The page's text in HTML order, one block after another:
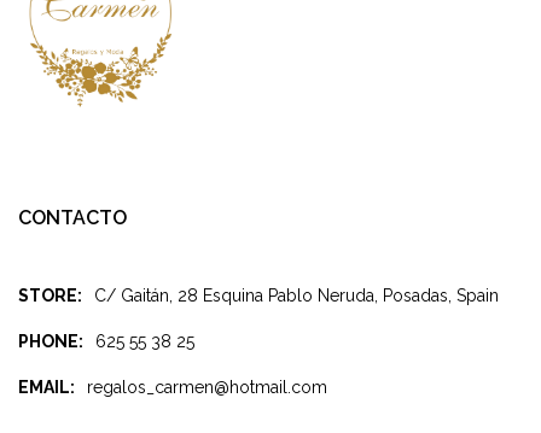
CONTACTO
STORE: C/ Gaitán, 28 Esquina Pablo Neruda, Posadas, Spain
PHONE: 625 55 38 25
EMAIL: regalos_carmen@hotmail.com